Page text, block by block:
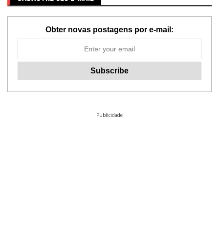
Obter novas postagens por e-mail:
Publicidade